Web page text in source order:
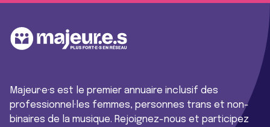
Majeur·e·s est le premier annuaire inclusif des
professionnel·les femmes, personnes trans et non-
binaires de la musique. Rejoignez-nous et participez